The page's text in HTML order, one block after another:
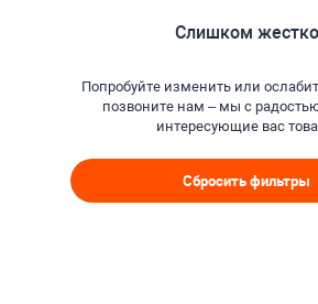
Слишком жестко
Попробуйте изменить или
позвоните нам – мы с
интересующие вас
Сбросить фильтры